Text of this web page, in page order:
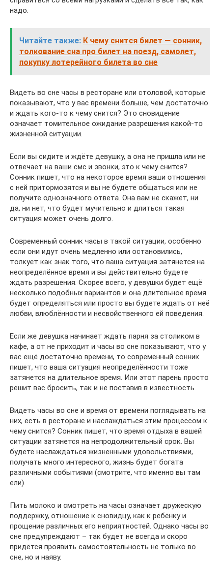
надо.
Читайте также: К чему снится билет — сонник,
толкование сна про билет на поезд, самолет,
покупку лотерейного билета во сне
Видеть во сне часы в ресторане или столовой, которые
показывают, что у вас времени больше, чем достаточно
и ждать кого-то к чему снится? Это сновидение
означает томительное ожидание разрешения какой-то
жизненной ситуации.
Если вы сидите и ждёте девушку, а она не пришла или не
отвечает на ваши смс и звонки, это к чему снится?
Сонник пишет, что на некоторое время ваши отношения
с ней притормозятся и вы не будете общаться или не
получите однозначного ответа. Она вам не скажет, ни
да, ни нет, что будет мучительно и длиться такая
ситуация может очень долго.
Современный сонник часы в такой ситуации, особенно
если они идут очень медленно или остановились,
толкует как знак того, что ваша ситуация затянется на
неопределённое время и вы действительно будете
ждать разрешения. Скорее всего, у девушки будет ещё
несколько подобных вариантов и она длительное время
будет определяться или просто вы будете ждать от неё
любви, влюблённости и несвойственного ей поведения.
Если же девушка начинает ждать парня за столиком в
кафе, а от не приходит и часы во сне показывают, что у
вас ещё достаточно времени, то современный сонник
пишет, что ваша ситуация неопределённости тоже
затянется на длительное время. Или этот парень просто
решит вас бросить, так и не поставив в известность.
Видеть часы во сне и время от времени поглядывать на
них, есть в ресторане и наслаждаться этим процессом к
чему снится? Сонник пишет, что время отдыха в вашей
ситуации затянется на непродолжительный срок. Вы
будете наслаждаться жизненными удовольствиями,
получать много интересного, жизнь будет богата
различными событиями (смотрите, что именно вы там
ели).
Пить молоко и смотреть на часы означает дружескую
поддержку, отношение к сновидцу, как к ребёнку и
прощение различных его неприятностей. Однако часы во
сне предупреждают – так будет не всегда и скоро
придётся проявить самостоятельность не только во
сне, но и наяву.